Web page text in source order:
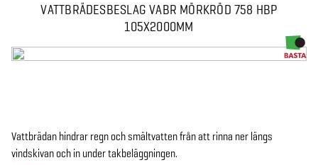
VATTBRÄDESBESLAG VABR MÖRKRÖD 758 HBP
105X2000MM
Vattbrädan hindrar regn och smältvatten från att rinna ner längs
vindskivan och in under takbeläggningen.